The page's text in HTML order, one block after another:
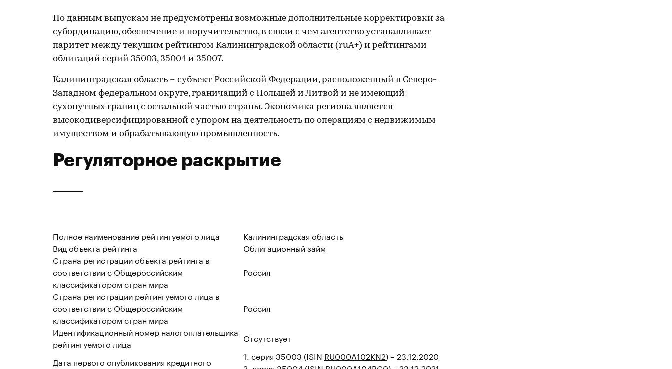
По данным выпускам не предусмотрены возможные дополнительные корректировки за
субординацию, обеспечение и поручительство, в связи с чем агентство устанавливает
паритет между текущим рейтингом Калининградской области (ruA+) и рейтингами
облигаций серий 35003, 35004 и 35007.
Калининградская область – субъект Российской Федерации, расположенный в Северо-
Западном федеральном округе, граничащий с Польшей и Литвой и не имеющий
сухопутных границ с остальной частью страны. Экономика региона является
высокодиверсифицированной с упором на деятельность по операциям с недвижимым
имуществом и обрабатывающую промышленность.
Регуляторное раскрытие
Полное наименование рейтингуемого лица
Калининградская область
Вид объекта рейтинга
Облигационный займ
Страна регистрации объекта рейтинга в
соответствии с Общероссийским
классификатором стран мира
Россия
Страна регистрации рейтингуемого лица в
соответствии с Общероссийским
классификатором стран мира
Россия
Идентификационный номер налогоплательщика
рейтингуемого лица
Отсутствует
Дата первого опубликования кредитного
1. серия 35003 (ISIN RU000A102KN2) – 23.12.2020